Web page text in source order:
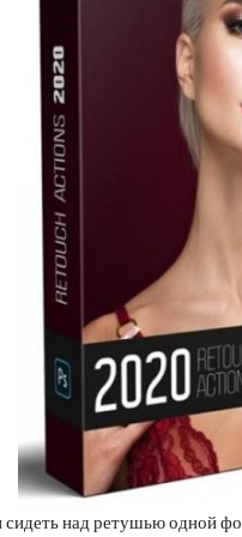
над ретушью одной